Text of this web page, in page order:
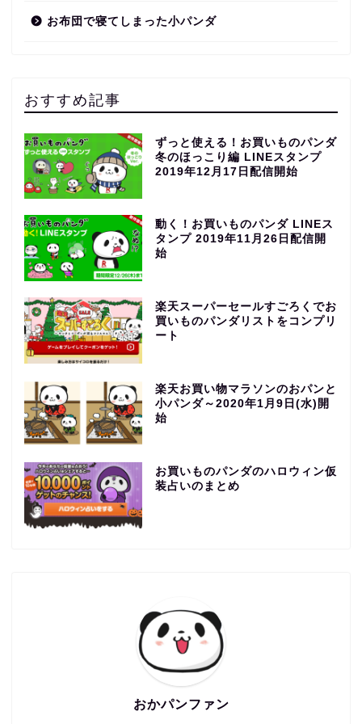
お布団で寝てしまった小パンダ
おすすめ記事
ずっと使える！お買いものパンダ
冬のほっこり編 LINEスタンプ
2019年12月17日配信開始
動く！お買いものパンダ LINEス
タンプ 2019年11月26日配信開
始
楽天スーパーセールすごろくでお
買いものパンダリストをコンプリ
ート
楽天お買い物マラソンのおパンと
小パンダ～2020年1月9日(水)開
始
お買いものパンダのハロウィン仮
装占いのまとめ
おかパンファン